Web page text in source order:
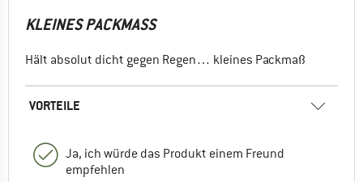
KLEINES PACKMASS
Hält absolut dicht gegen Regen… kleines Packmaß
VORTEILE
Ja, ich würde das Produkt einem Freund
empfehlen